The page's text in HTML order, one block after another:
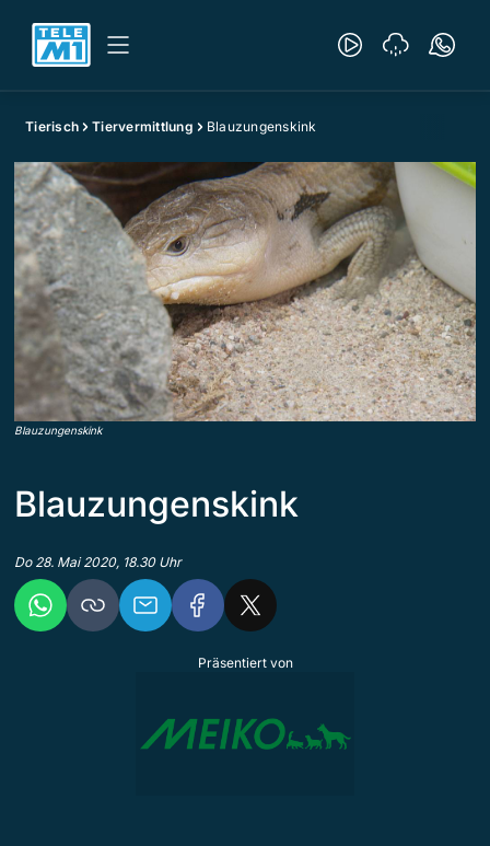
Tierisch Tiervermittlung Blauzungenskink
Blauzungenskink
Blauzungenskink
Do 28. Mai 2020, 18.30 Uhr
Präsentiert von